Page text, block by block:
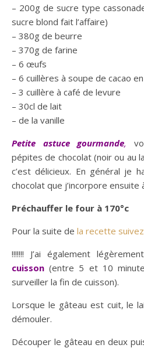
– 200g de sucre type
sucre blond fait l’affaire)
– 380g de beurre
– 370g de farine
– 6 œufs
– 6 cuillères à soupe de cacao
– 3 cuillère à café de levure
– 30cl de lait
– de la vanille
Petite astuce gourmande,
pépites de chocolat (noir ou au
c’est délicieux. En général je
chocolat que j’incorpore ensuite
Préchauffer le four à 170°c
Pour la suite de la recette
!!!!!!! J’ai également légèrement
cuisson (entre 5 et 10
surveiller la fin de cuisson).
Lorsque le gâteau est cuit, le
démouler.
Découper le gâteau en deux